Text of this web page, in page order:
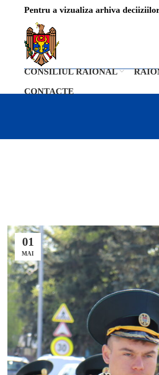
Pentru a vizualiza arhiva
CONSILIUL RAIONAL
CONTACTE
01
MAI